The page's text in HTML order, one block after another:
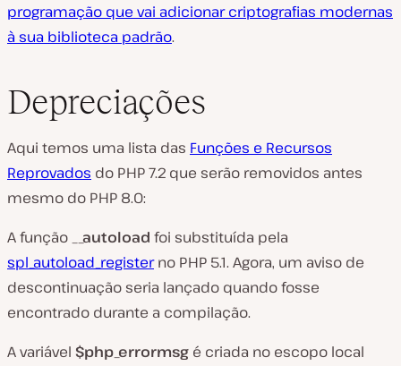
programação que vai adicionar criptografias modernas
à sua biblioteca padrão.
Depreciações
Aqui temos uma lista das Funções e Recursos
Reprovados do PHP 7.2 que serão removidos antes
mesmo do PHP 8.0:
A função
__autoload foi substituída pela
spl_autoload_registerno PHP 5.1. Agora, um aviso de
descontinuação seria lançado quando fosse
encontrado durante a compilação.
A variável $php_errormsg é criada no escopo local